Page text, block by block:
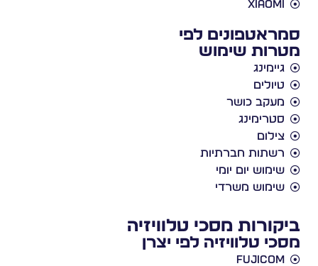
xiaomi
סמראטפונים לפי
מטרות שימוש
גיימינג
טיולים
מעקב כושר
סטרימינג
צילום
רשתות חברתיות
שימוש יום יומי
שימוש משרדי
ביקורות מסכי טלוויזיה
מסכי טלוויזיה לפי יצרן
Fujicom